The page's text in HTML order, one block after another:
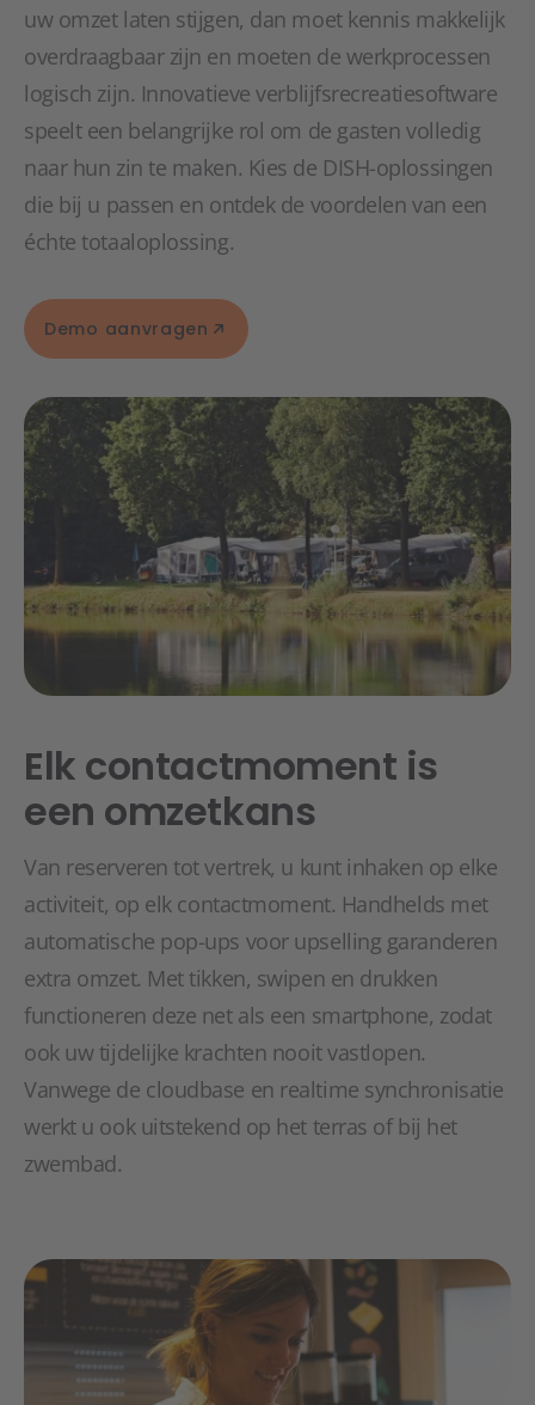
uw omzet laten stijgen, dan moet kennis makkelijk
overdraagbaar zijn en moeten de werkprocessen
logisch zijn. Innovatieve verblijfsrecreatiesoftware
speelt een belangrijke rol om de gasten volledig
naar hun zin te maken. Kies de DISH-oplossingen
die bij u passen en ontdek de voordelen van een
échte totaaloplossing.
Demo aanvragen
Elk contactmoment is
een omzetkans
Van reserveren tot vertrek, u kunt inhaken op elke
activiteit, op elk contactmoment. Handhelds met
automatische pop-ups voor upselling garanderen
extra omzet. Met tikken, swipen en drukken
functioneren deze net als een smartphone, zodat
ook uw tijdelijke krachten nooit vastlopen.
Vanwege de cloudbase en realtime synchronisatie
werkt u ook uitstekend op het terras of bij het
zwembad.